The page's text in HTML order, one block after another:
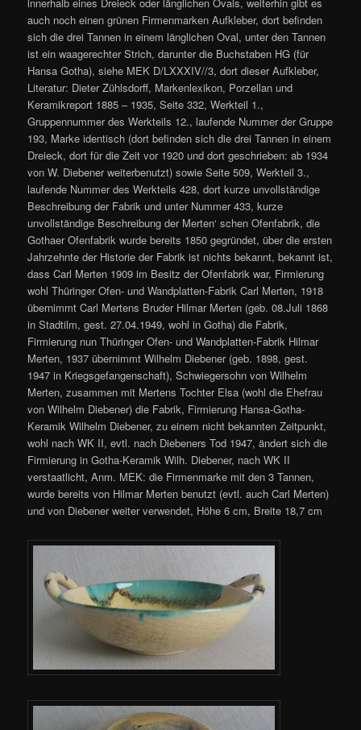
auch noch einen grünen Firmenmarken Aufkleber, dort befinden
sich die drei Tannen in einem länglichen Oval, unter den Tannen
ist ein waagerechter Strich, darunter die Buchstaben HG (für
Hansa Gotha), siehe MEK D/LXXXIV//3, dort dieser Aufkleber,
Literatur: Dieter Zühlsdorff, Markenlexikon, Porzellan und
Keramikreport 1885 – 1935, Seite 332, Werkteil 1.,
Gruppennummer des Werkteils 12., laufende Nummer der Gruppe
193, Marke identisch (dort befinden sich die drei Tannen in einem
Dreieck, dort für die Zeit vor 1920 und dort geschrieben: ab 1934
von W. Diebener weiterbenutzt) sowie Seite 509, Werkteil 3.,
laufende Nummer des Werkteils 428, dort kurze unvollständige
Beschreibung der Fabrik und unter Nummer 433, kurze
unvollständige Beschreibung der Merten‘ schen Ofenfabrik, die
Gothaer Ofenfabrik wurde bereits 1850 gegründet, über die ersten
Jahrzehnte der Historie der Fabrik ist nichts bekannt, bekannt ist,
dass Carl Merten 1909 im Besitz der Ofenfabrik war, Firmierung
wohl Thüringer Ofen- und Wandplatten-Fabrik Carl Merten, 1918
übernimmt Carl Mertens Bruder Hilmar Merten (geb. 08.Juli 1868
in Stadtilm, gest. 27.04.1949, wohl in Gotha) die Fabrik,
Firmierung nun Thüringer Ofen- und Wandplatten-Fabrik Hilmar
Merten, 1937 übernimmt Wilhelm Diebener (geb. 1898, gest.
1947 in Kriegsgefangenschaft), Schwiegersohn von Wilhelm
Merten, zusammen mit Mertens Tochter Elsa (wohl die Ehefrau
von Wilhelm Diebener) die Fabrik, Firmierung Hansa-Gotha-
Keramik Wilhelm Diebener, zu einem nicht bekannten Zeitpunkt,
wohl nach WK II, evtl. nach Diebeners Tod 1947, ändert sich die
Firmierung in Gotha-Keramik Wilh. Diebener, nach WK II
verstaatlicht, Anm. MEK: die Firmenmarke mit den 3 Tannen,
wurde bereits von Hilmar Merten benutzt (evtl. auch Carl Merten)
und von Diebener weiter verwendet, Höhe 6 cm, Breite 18,7 cm